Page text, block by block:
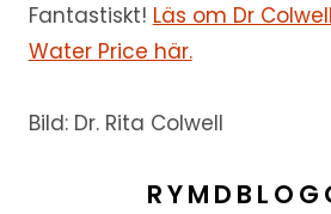
Fantastiskt! Läs om Dr
Water Price här.
Bild: Dr. Rita Colwell